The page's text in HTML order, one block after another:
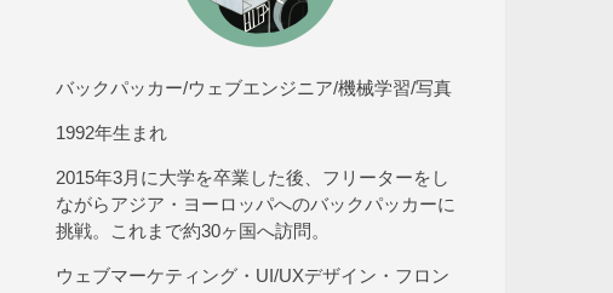
バックパッカー/ウェブエンジニア/機械学習/写真
1992年生まれ
2015年3月に大学を卒業した後、フリーターをし
ながらアジア・ヨーロッパへのバックパッカーに
挑戦。これまで約30ヶ国へ訪問。
ウェブマーケティング・UI/UXデザイン・フロン